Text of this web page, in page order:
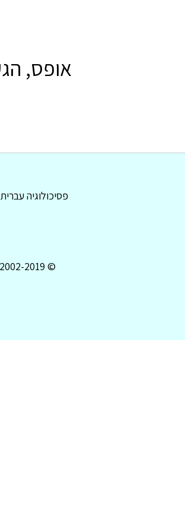
אופס,
פסיכולוגיה
© 2002-2019 כל הזכויות שמורות לפסיכולוגיה עברית